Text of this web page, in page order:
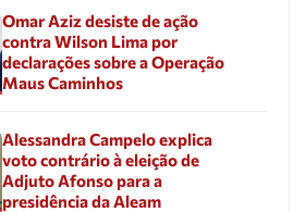
Omar Aziz desiste de ação
contra Wilson Lima por
declarações sobre a Operação
Maus Caminhos
Alessandra Campelo explica
voto contrário à eleição de
Adjuto Afonso para a
presidência da Aleam